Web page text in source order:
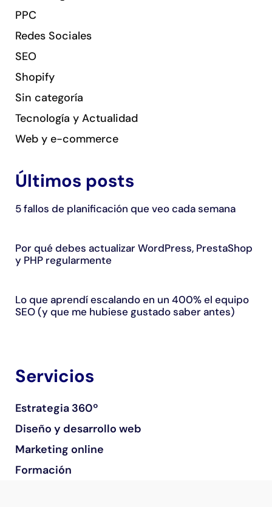
PPC
Redes Sociales
SEO
Shopify
Sin categoría
Tecnología y Actualidad
Web y e-commerce
Últimos posts
5 fallos de planificación que veo cada semana
Por qué debes actualizar WordPress, PrestaShop
y PHP regularmente
Lo que aprendí escalando en un 400% el equipo
SEO (y que me hubiese gustado saber antes)
Servicios
Estrategia 360º
Diseño y desarrollo web
Marketing online
Formación